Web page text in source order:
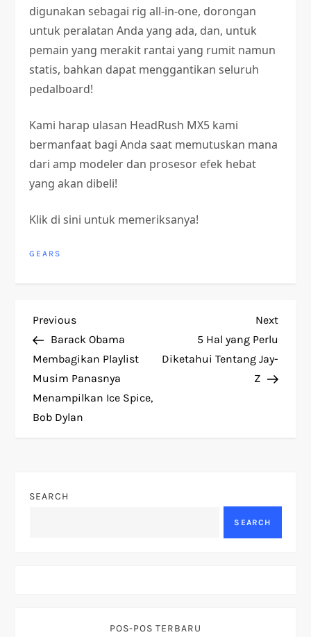
digunakan sebagai rig all-in-one, dorongan
untuk peralatan Anda yang ada, dan, untuk
pemain yang merakit rantai yang rumit namun
statis, bahkan dapat menggantikan seluruh
pedalboard!
Kami harap ulasan HeadRush MX5 kami
bermanfaat bagi Anda saat memutuskan mana
dari amp modeler dan prosesor efek hebat
yang akan dibeli!
Klik di sini untuk memeriksanya!
GEARS
P
o
s
t
a
Previous
Post
Previous
Barack Obama
Membagikan Playlist
Musim Panasnya
Menampilkan Ice Spice,
Bob Dylan
Next
Next
5 Hal yang Perlu
Diketahui Tentang Jay-
Z
SEARCH
SEARCH
POS-POS TERBARU